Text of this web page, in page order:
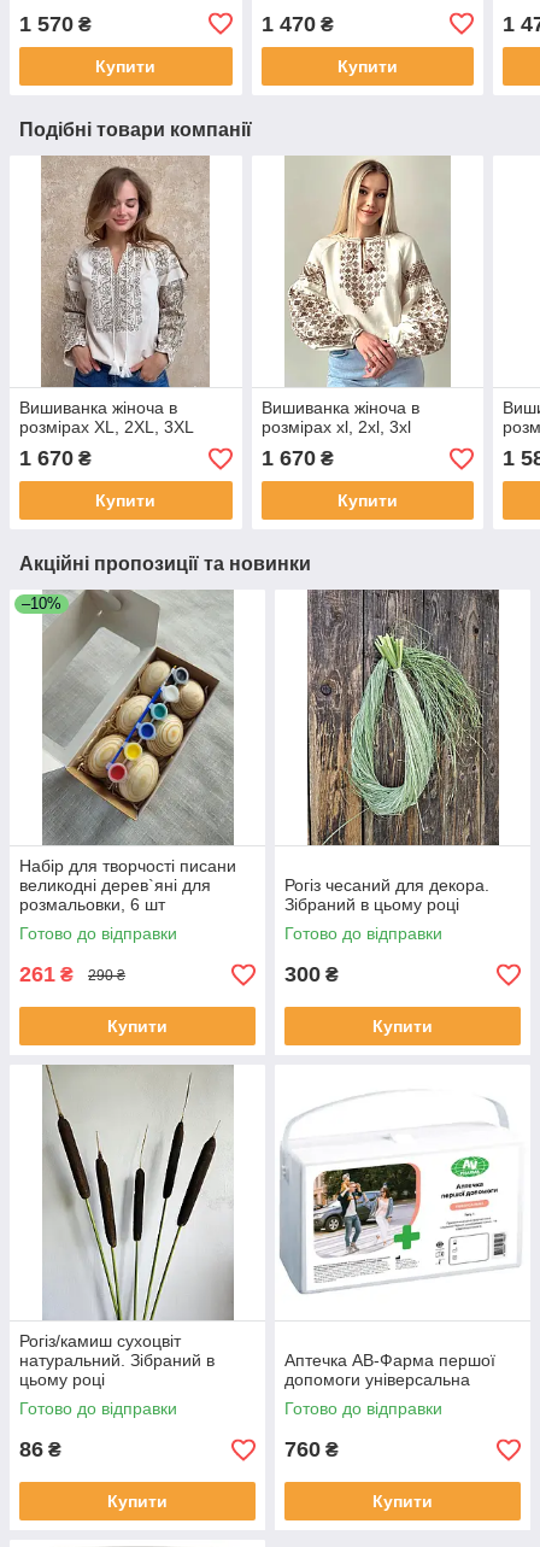
1 570 ₴
Купити
1 470₴
Купити
1
Подібні товари компанії
Вишиванка жіноча в
розмірах XL, 2XL, 3XL
1 670 ₴
Купити
Вишиванка жіноча в
розмірах xl, 2xl, 3xl
1 670₴
Купити
1
Акційні пропозиції та новинки
–10%
Набір для творчості писани
великодні дерев`яні для
розмальовки, 6 шт
Готово до відправки
261 ₴ 290 ₴
Купити
Рогіз чесаний для декора.
Зібраний в цьому році
Готово до відправки
300 ₴
Купити
Рогіз/камиш сухоцвіт
натуральний. Зібраний в
цьому році
Готово до відправки
86 ₴
Купити
Аптечка АВ-Фарма першої
допомоги універсальна
Готово до відправки
760 ₴
Купити